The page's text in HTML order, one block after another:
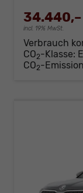
incl. 19% MwSt.
Verbrauch
CO2-Klasse: E
CO2-